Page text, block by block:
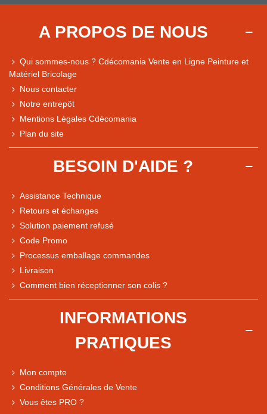
Comparaison des performances du magasin
Express, Chez vous, Point relais, Retrait magasin
A PROPOS DE NOUS
Qui sommes-nous ? Cdécomania Vente en Ligne Peinture et
Matériel Bricolage
Nous contacter
Notre entrepôt
Mentions Légales Cdécomania
Plan du site
BESOIN D'AIDE ?
Assistance Technique
Retours et échanges
Solution paiement refusé
Code Promo
Processus emballage commandes
Livraison
Comment bien réceptionner son colis ?
INFORMATIONS
PRATIQUES
Mon compte
Conditions Générales de Vente
Vous êtes PRO ?